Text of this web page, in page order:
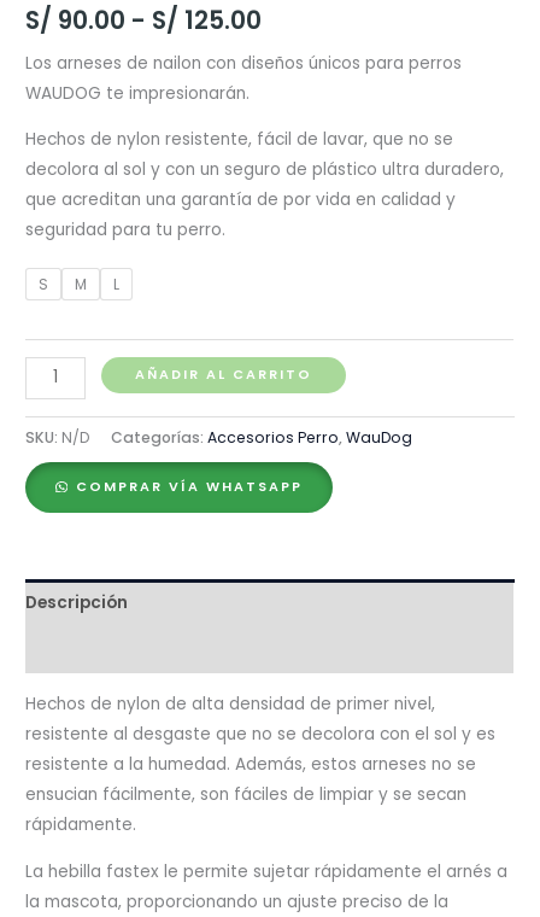
S/ 90.00 - S/ 125.00
de
desde
S/ 90.00
Los arneses de nailon con diseños únicos para perros
WAUDOG te impresionarán.
Hechos de nylon resistente, fácil de lavar, que no se
decolora al sol y con un seguro de plástico ultra duradero,
que acreditan una garantía de por vida en calidad y
seguridad para tu perro.
S M L
Waudog
Arnés
Magic
flowers,
Hebilla
Plástico
+
QR
cantidad
AÑADIR AL CARRITO
SKU: N/D Categorías:Accesorios Perro,WauDog
COMPRAR VÍA WHATSAPP
Descripción
Hechos de nylon de alta densidad de primer nivel,
resistente al desgaste que no se decolora con el sol y es
resistente a la humedad. Además, estos arneses no se
ensucian fácilmente, son fáciles de limpiar y se secan
rápidamente.
La hebilla fastex le permite sujetar rápidamente el arnés a
la mascota, proporcionando un ajuste preciso de la